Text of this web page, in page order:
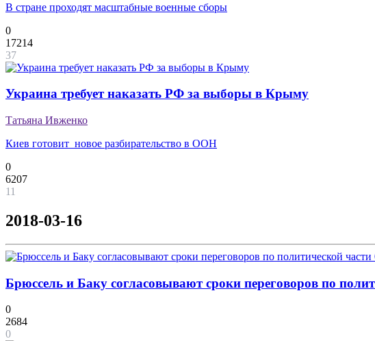
В стране проходят масштабные военные сборы
0
17214
37
Украина требует наказать РФ за выборы в Крыму
Татьяна Ивженко
Киев готовит новое разбирательство в ООН
0
6207
11
2018-03-16
Брюссель и Баку согласовывают сроки переговоров по
0
2684
0